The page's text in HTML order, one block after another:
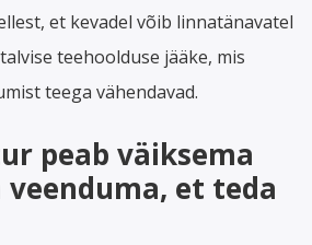
et kevadel võib linnatänavatel
teehoolduse jääke, mis
teega vähendavad.
peab väiksema
veenduma, et teda